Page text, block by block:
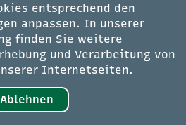
entsprechend den
anpassen. In unserer
finden Sie weitere
und Verarbeitung von
Internetseiten.
Ablehnen